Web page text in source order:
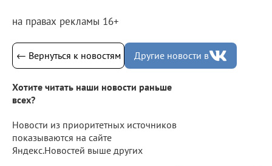
на правах рекламы 16+
← Вернуться к новостям Другие новости в
Хотите читать наши новости раньше
всех?
Новости из приоритетных источников
показываются на сайте
Яндекс.Новостей выше других